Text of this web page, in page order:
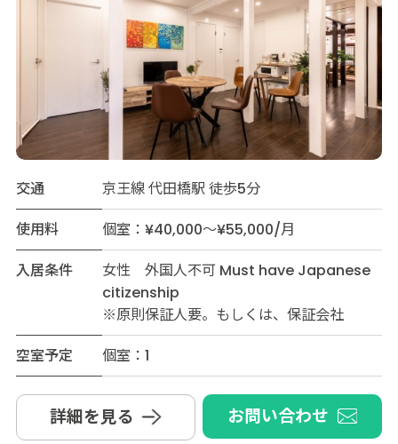
交通
京王線 代田橋駅 徒歩5分
使用料
個室：¥40,000～¥55,000/月
入居条件
女性 外国人不可 Must have Japanese
citizenship
※原則保証人要。もしくは、保証会社
空室予定
個室：1
詳細を見る お問い合わせ